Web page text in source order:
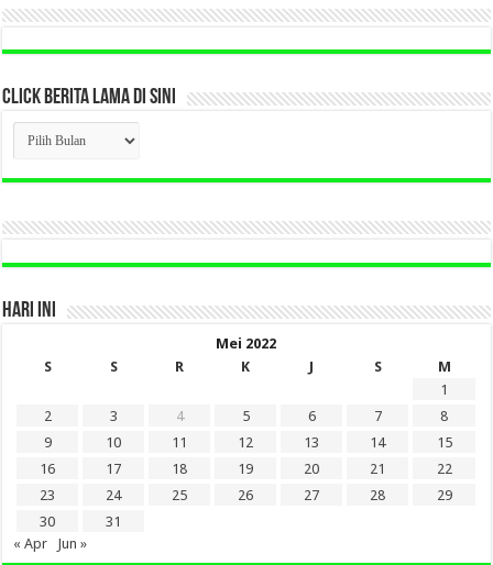
CLICK BERITA LAMA DI SINI
CLICK
BERITA
LAMA
DI
HARI INI
Mei 2022
S
S R K J S
M
1
2
3 4 5 6 7
8
9
10 11 12 13 14
15
16
17 18 19 20 21
22
23
24 25 26 27 28
29
30
31
« Apr
Jun »